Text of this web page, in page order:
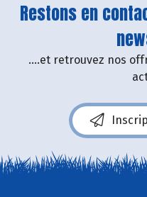
Restons en
....et retrouvez nos